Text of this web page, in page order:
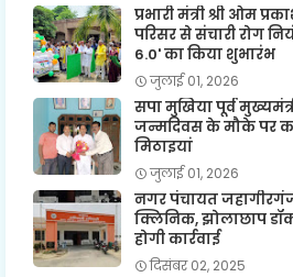
प्रभारी मंत्री श्री ओम
परिसर से संचारी रोग
6.0' का किया शुभारंभ
जुलाई 01, 2026
सपा मुखिया पूर्व
जन्मदिवस के मौके पर
मिठाइयां
जुलाई 01, 2026
नगर पंचायत
क्लिनिक, झोलाछाप
होगी कार्रवाई
दिसंबर 02, 2025